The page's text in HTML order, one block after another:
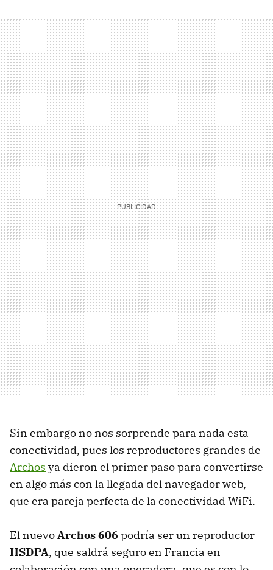
Sin embargo no nos sorprende para nada esta
conectividad, pues los reproductores grandes de
Archos ya dieron el primer paso para convertirse
en algo más con la llegada del navegador web,
que era pareja perfecta de la conectividad WiFi.
El nuevo Archos 606 podría ser un reproductor
HSDPA, que saldrá seguro en Francia en